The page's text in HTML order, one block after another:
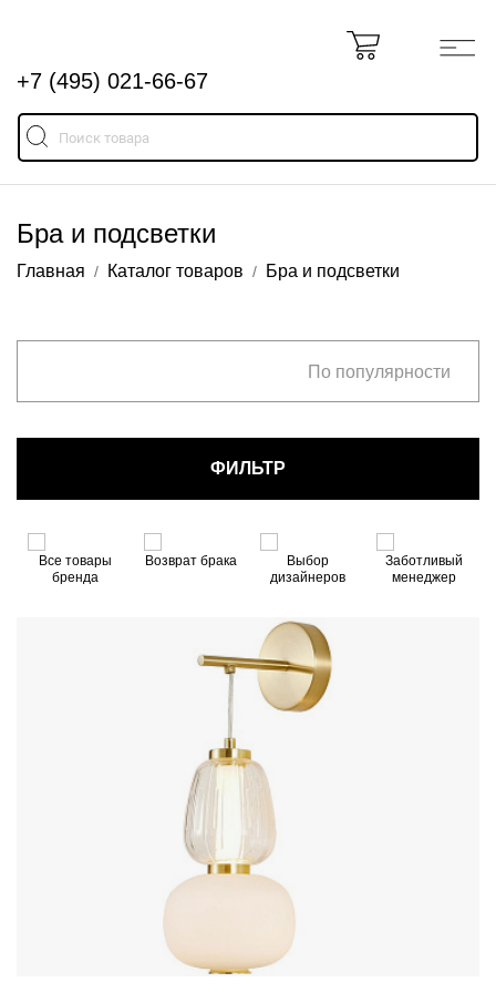
+7 (495) 021-66-67
Бра и подсветки
Главная Каталог товаров Бра и подсветки
ФИЛЬТР
По популярности
Все товары
бренда
Возврат брака
Выбор
дизайнеров
Заботливый
менеджер